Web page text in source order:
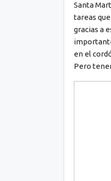
Santa
tareas
gracias a
en el
Pero